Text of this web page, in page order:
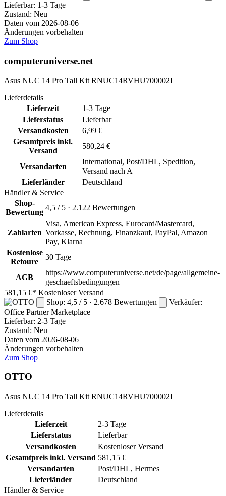
Lieferbar: 1-3 Tage
Zustand: Neu
Daten vom 2026-08-06
Änderungen vorbehalten
Zum Shop
computeruniverse.net
Asus NUC 14 Pro Tall Kit RNUC14RVHU700002I
Lieferdetails
Lieferzeit
1-3 Tage
Lieferstatus
Lieferbar
Versandkosten
6,99 €
Gesamtpreis inkl.
Versand
580,24 €
Versandarten
International, Post/DHL, Spedition,
Versand nach A
Lieferländer
Deutschland
Händler & Service
Shop-
Bewertung
4,5 / 5 · 2.122 Bewertungen
Zahlarten
Visa, American Express, Eurocard/Mastercard,
Vorkasse, Rechnung, Finanzkauf, PayPal, Amazon
Pay, Klarna
Kostenlose
Retoure
30 Tage
AGB
https://www.computeruniverse.net/de/page/allgemeine-
geschaeftsbedingungen
581,15 €* Kostenloser Versand
Shop: 4,5 / 5 · 2.678 Bewertungen
Verkäufer:
Office Partner Marketplace
Lieferbar: 2-3 Tage
Zustand: Neu
Daten vom 2026-08-06
Änderungen vorbehalten
Zum Shop
OTTO
Asus NUC 14 Pro Tall Kit RNUC14RVHU700002I
Lieferdetails
Lieferzeit
2-3 Tage
Lieferstatus
Lieferbar
Versandkosten
Kostenloser Versand
Gesamtpreis inkl. Versand 581,15 €
Versandarten
Post/DHL, Hermes
Lieferländer
Deutschland
Händler & Service